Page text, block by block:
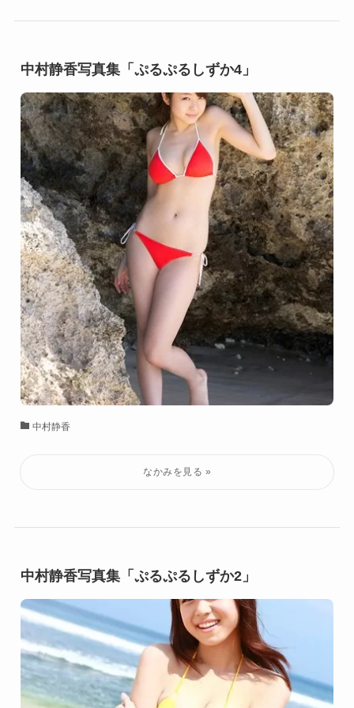
中村静香写真集「ぷるぷるしずか4」
中村静香
中村静香写真集「ぷるぷるしずか2」